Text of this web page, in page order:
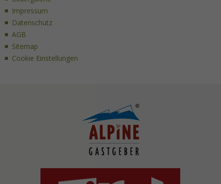
Impressum
Datenschutz
AGB
Sitemap
Cookie Einstellungen